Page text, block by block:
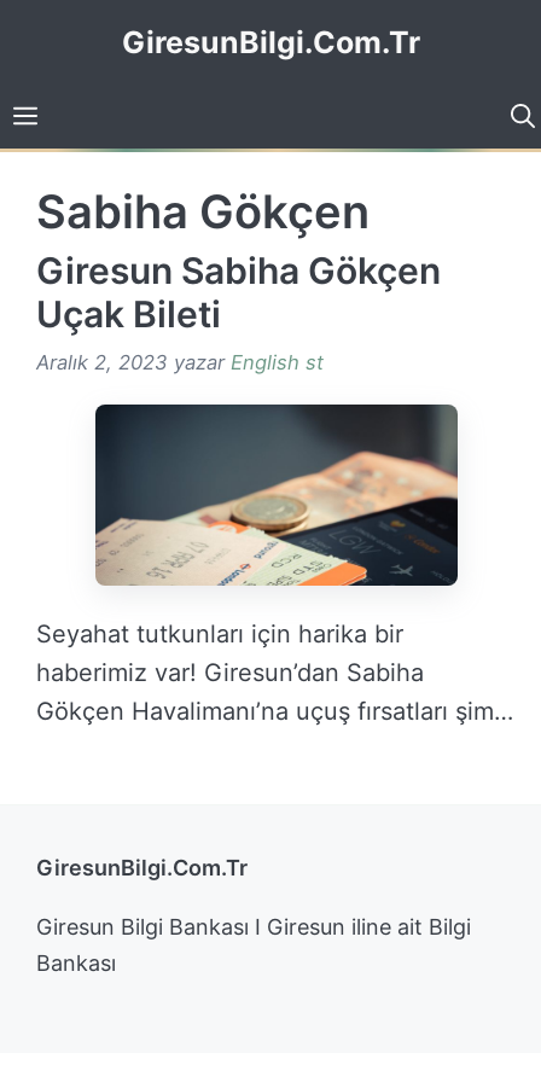
GiresunBilgi.Com.Tr
Sabiha Gökçen
Giresun Sabiha Gökçen
Uçak Bileti
Aralık 2, 2023 yazar English st
Seyahat tutkunları için harika bir
haberimiz var! Giresun’dan Sabiha
Gökçen Havalimanı’na uçuş fırsatları şimdi
GiresunBilgi.Com.Tr
Giresun Bilgi Bankası I Giresun iline ait Bilgi
Bankası